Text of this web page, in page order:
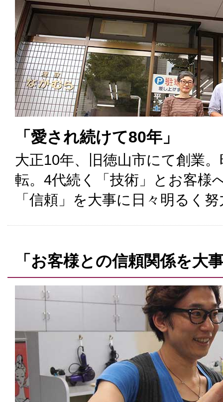
「愛され続けて80年」
大正10年、旧徳山市にて創業
転。4代続く「技術」とお客様
「信頼」を大事に日々明るく
「お客様との信頼関係を大